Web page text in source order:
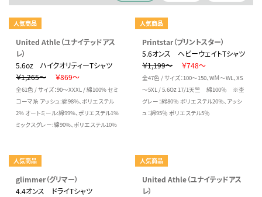
人気商品
United Athle（ユナイテッドアス
レ）
5.6oz ハイクオリティーTシャツ
￥1,265～
￥869～
全61色 / サイズ：90～XXXL / 綿100% セミ
コーマ糸 アッシュ:綿98%、ポリエステル
2% オートミール:綿99%、ポリエステル1%
ミックスグレー:綿90%、ポリエステル10%
人気商品
Printstar（プリントスター）
5.6オンス ヘビーウェイトTシャツ
￥1,199～
￥748～
全47色 / サイズ：100～150、WＭ～WL、XS
～5XL / 5.6Oz 17/1天竺 綿100％ ※杢
グレー：綿80％ ポリエステル20％、アッシ
ュ：綿95％ ポリエステル5％
人気商品
glimmer（グリマー）
4.4オンス ドライTシャツ
人気商品
United Athle（ユナイテッドアス
レ）